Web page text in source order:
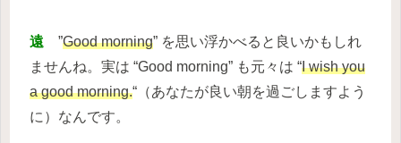
遠 ”Good morning” を思い浮かべると良いかもしれ
ませんね。実は “Good morning” も元々は “I wish you
a good morning.“（あなたが良い朝を過ごしますよう
に）なんです。